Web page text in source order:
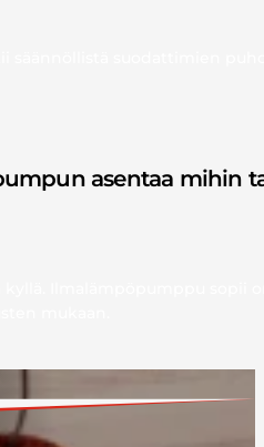
asentaa mihin